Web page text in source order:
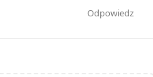
Odpowiedz